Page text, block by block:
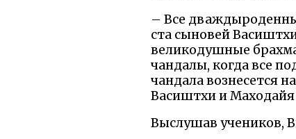
– Все
ста сыновей
великодушные
чандалы, когда все
чандала вознесется
Васиштхи и Маходайя
Выслушав учеников,